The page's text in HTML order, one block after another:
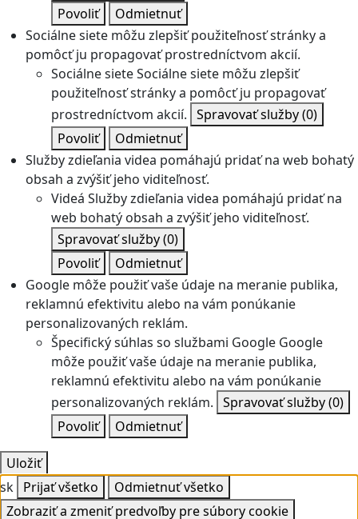
Povoliť
Odmietnuť
Sociálne siete môžu zlepšiť použiteľnosť stránky a
pomôcť ju propagovať prostredníctvom akcií.
Sociálne sieteSociálne siete môžu zlepšiť
použiteľnosť stránky a pomôcť ju propagovať
prostredníctvom akcií. Spravovať služby(0)
Povoliť
Odmietnuť
Služby zdieľania videa pomáhajú pridať na web bohatý
obsah a zvýšiť jeho viditeľnosť.
Videá Služby zdieľania videa pomáhajú pridať na
web bohatý obsah a zvýšiť jeho viditeľnosť.
Spravovať služby(0)
Povoliť
Odmietnuť
Google môže použiť vaše údaje na meranie publika,
reklamnú efektivitu alebo na vám ponúkanie
personalizovaných reklám.
Špecifický súhlas so službami Google Google
môže použiť vaše údaje na meranie publika,
reklamnú efektivitu alebo na vám ponúkanie
personalizovaných reklám. Spravovať služby(0)
Povoliť
Odmietnuť
Uložiť
sk Prijať všetko
Odmietnuť všetko
Zobraziť a zmeniť predvoľby pre súbory cookie